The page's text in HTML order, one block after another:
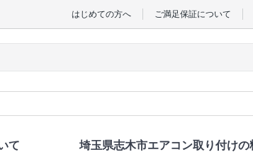
はじめての方へ ご満足保証について
て 埼玉県志木市エアコン取り付けの